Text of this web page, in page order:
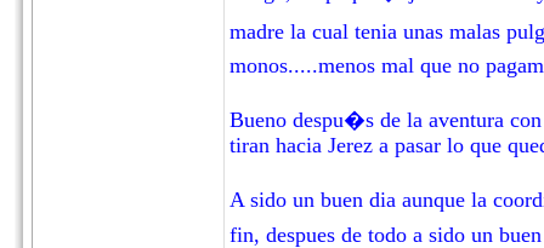
madre la cual tenia unas malas
monos.....menos mal que no
Bueno despu�s de la aventura
tiran hacia Jerez a pasar lo que
A sido un buen dia aunque la
fin, despues de todo a sido un